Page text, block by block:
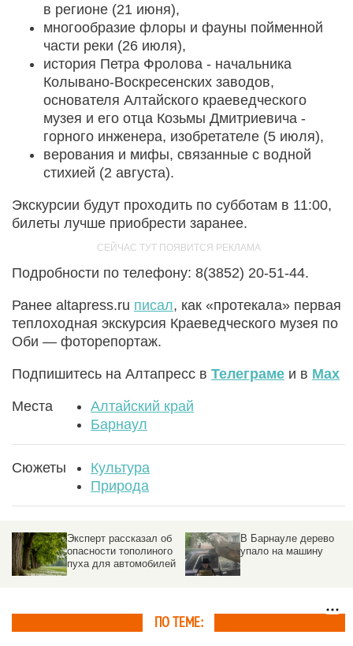
в регионе (21 июня),
многообразие флоры и фауны пойменной
части реки (26 июля),
история Петра Фролова - начальника
Колывано-Воскресенских заводов,
основателя Алтайского краеведческого
музея и его отца Козьмы Дмитриевича -
горного инженера, изобретателе (5 июля),
верования и мифы, связанные с водной
стихией (2 августа).
Экскурсии будут проходить по субботам в 11:00,
билеты лучше приобрести заранее.
Подробности по телефону: 8(3852) 20-51-44.
Ранее altapress.ru писал, как «протекала» первая
теплоходная экскурсия Краеведческого музея по
Оби — фоторепортаж.
Подпишитесь на Алтапресс в Телеграме и в Max
Места
Алтайский край
Барнаул
Сюжеты
Культура
Природа
Эксперт рассказал об
опасности тополиного
пуха для автомобилей
В Барнауле дерево
упало на машину
ПО ТЕМЕ: